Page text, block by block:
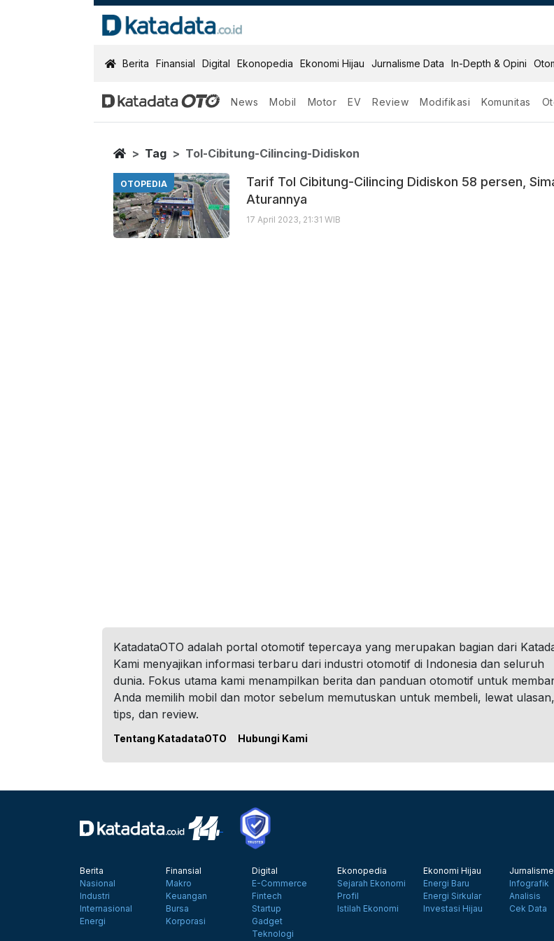
KatadataOTO
Berita Finansial Digital Ekonopedia Ekonomi Hijau Jurnalisme Data In-Depth & Opini
News Mobil Motor EV Review Modifikasi Komunitas
Tol Cibitung Cilincing Didiskon
Berita Terbaru
Home
Tag Tol-Cibitung-Cilincing-Didiskon
OTOPEDIA
Tarif Tol Cibitung-Cilincing Didiskon 58 persen,
Aturannya
17 April 2023, 21:31 WIB
KatadataOTO adalah portal otomotif tepercaya yang merupakan bagian dari
Kami menyajikan informasi terbaru dari industri otomotif di Indonesia dan seluruh
dunia. Fokus utama kami menampilkan berita dan panduan otomotif untuk
Anda memilih mobil dan motor sebelum memutuskan untuk membeli, lewat ulasan,
tips, dan review.
Tentang KatadataOTO Hubungi Kami
Berita
Nasional
Industri
Internasional
Energi
Finansial
Makro
Keuangan
Bursa
Korporasi
Digital
E-Commerce
Fintech
Startup
Gadget
Teknologi
Ekonopedia
Sejarah Ekonomi
Profil
Istilah Ekonomi
Ekonomi Hijau
Energi Baru
Energi Sirkular
Investasi Hijau
Infografik
Analisis
Cek Data